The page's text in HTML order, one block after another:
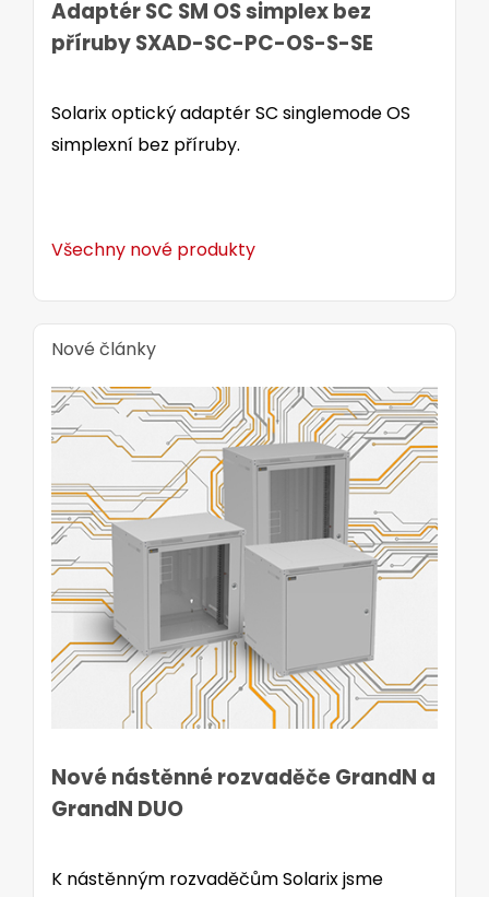
Adaptér SC SM OS simplex bez
příruby SXAD-SC-PC-OS-S-SE
Solarix optický adaptér SC singlemode OS
simplexní bez příruby.
Všechny nové produkty
Nové články
Nové nástěnné rozvaděče GrandN a
GrandN DUO
K nástěnným rozvaděčům Solarix jsme